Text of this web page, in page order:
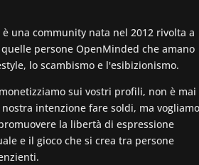
è una community nata nel 2012 rivolta a
persone OpenMinded che amano
lo scambismo e l'esibizionismo.
sui vostri profili, non è mai
nostra intenzione fare soldi, ma
la libertà di espressione
e il gioco che si crea tra persone